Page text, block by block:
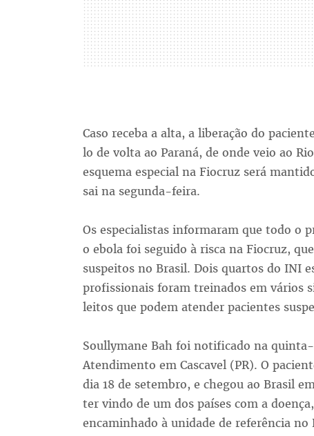
Caso receba a alta, a liberação do
lo de volta ao Paraná, de onde veio ao
esquema especial na Fiocruz será
sai na segunda-feira.
Os especialistas informaram que todo o
o ebola foi seguido à risca na Fiocruz,
suspeitos no Brasil. Dois quartos do INI
profissionais foram treinados em vários
leitos que podem atender pacientes
Soullymane Bah foi notificado na
Atendimento em Cascavel (PR). O
dia 18 de setembro, e chegou ao Brasil
ter vindo de um dos países com a
encaminhado à unidade de referência no